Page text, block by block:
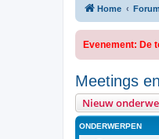
Home
Evenement: De
Meetings
Nieuw
ONDERWERPEN